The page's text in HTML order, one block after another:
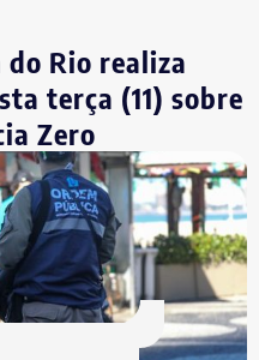
do Rio realiza
terça (11) sobre
Zero